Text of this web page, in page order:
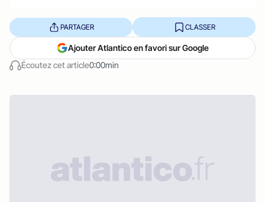
Écoutez cet article0:00min
PARTAGER CLASSER
Ajouter Atlantico en favori sur Google